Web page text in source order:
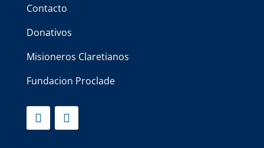
Contacto
Donativos
Misioneros Claretianos
Fundacion Proclade